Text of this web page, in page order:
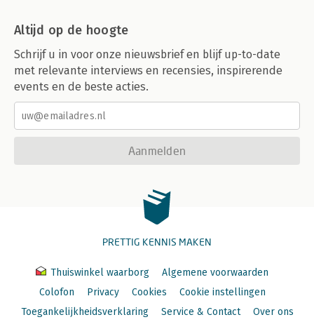
Altijd op de hoogte
Schrijf u in voor onze nieuwsbrief en blijf up-to-date
met relevante interviews en recensies, inspirerende
events en de beste acties.
Aanmelden
PRETTIG KENNIS MAKEN
Thuiswinkel waarborg
Algemene voorwaarden
Colofon
Privacy Cookies
Cookie instellingen
Toegankelijkheidsverklaring
Service & Contact Over ons